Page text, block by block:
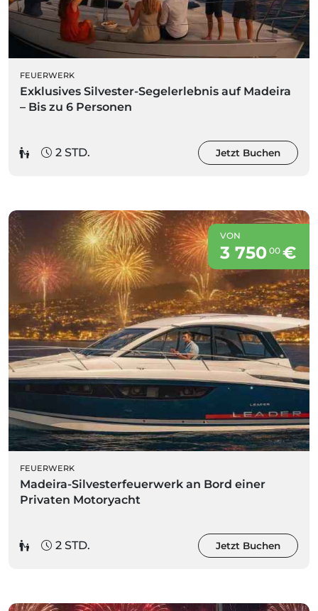
FEUERWERK
Exklusives Silvester-Segelerlebnis auf Madeira
– Bis zu 6 Personen
2 STD. Jetzt Buchen
VON
3 750 00€
FEUERWERK
Madeira-Silvesterfeuerwerk an Bord einer
Privaten Motoryacht
2 STD. Jetzt Buchen